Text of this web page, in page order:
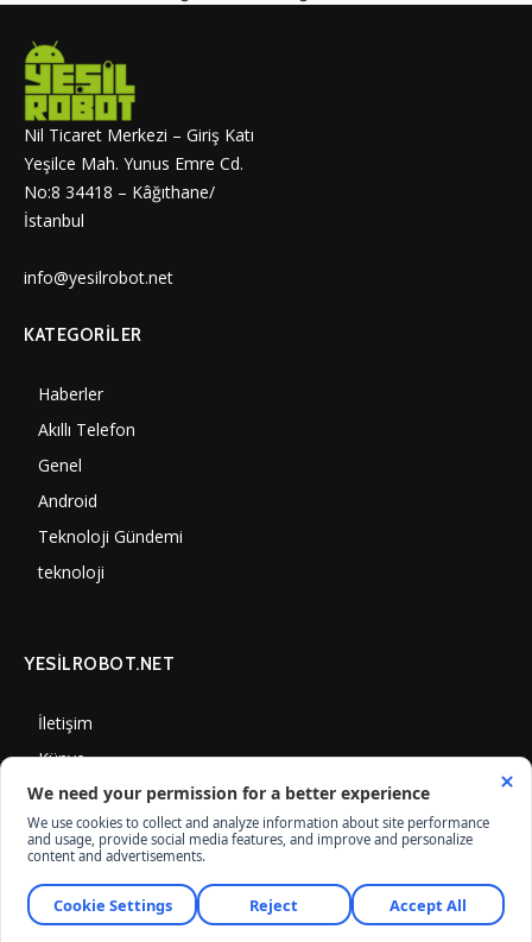
Nil Ticaret Merkezi – Giriş Katı
Yeşilce Mah. Yunus Emre Cd.
No:8 34418 – Kâğıthane/
İstanbul
info@yesilrobot.net
KATEGORILER
Haberler
Akıllı Telefon
Genel
Android
Teknoloji Gündemi
teknoloji
YESİLROBOT.NET
İletişim
Künye
Gizlilik Politikası
Çerez Kullanımı